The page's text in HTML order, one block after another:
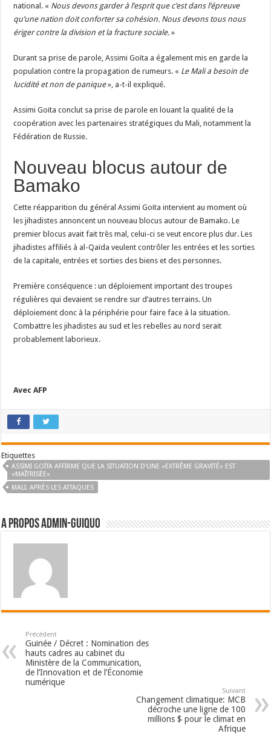
national. « Nous devons garder à l’esprit que c’est dans l’épreuve
qu’une nation doit conforter sa cohésion. Nous devons tous nous
ériger contre la division et la fracture sociale.»
Durant sa prise de parole, Assimi Goïta a également mis en garde la
population contre la propagation de rumeurs. « Le Mali a besoin de
lucidité et non de panique», a-t-il expliqué.
Assimi Goïta conclut sa prise de parole en louant la qualité de la
coopération avec les partenaires stratégiques du Mali, notamment la
Fédération de Russie.
Nouveau blocus autour de
Bamako
Cette réapparition du général Assimi Goïta intervient au moment où
les jihadistes annoncent un nouveau blocus autour de Bamako. Le
premier blocus avait fait très mal, celui-ci se veut encore plus dur. Les
jihadistes affiliés à al-Qaïda veulent contrôler les entrées et les sorties
de la capitale, entrées et sorties des biens et des personnes.
Première conséquence : un déploiement important des troupes
régulières qui devaient se rendre sur d’autres terrains. Un
déploiement donc à la périphérie pour faire face à la situation.
Combattre les jihadistes au sud et les rebelles au nord serait
probablement laborieux.
Avec AFP
Etiquettes
ASSIMI GOÏTA AFFIRME QUE LA SITUATION D'UNE «EXTRÊME GRAVITÉ» EST
«MAÎTRISÉE»
MALI: APRÈS LES ATTAQUES
A propos admin-guiquo
Précédent
Guinée / Décret : Nomination des
hauts cadres au cabinet du
Ministère de la Communication,
de l’Innovation et de l’Économie
numérique
Suivant
Changement climatique: MCB
décroche une ligne de 100
millions $ pour le climat en
Afrique